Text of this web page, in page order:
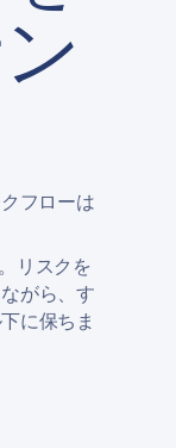
フローは
リスクを
がら、す
に保ちま